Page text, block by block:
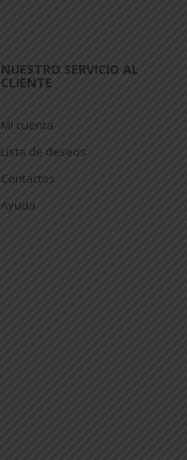
NUESTRO SERVICIO AL
CLIENTE
Mi cuenta
Lista de deseos
Contactos
Ayuda